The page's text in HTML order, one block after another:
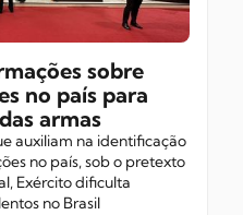
sobre
no país para
armas
auxiliam na identificação
no país, sob o pretexto
Exército dificulta
no Brasil